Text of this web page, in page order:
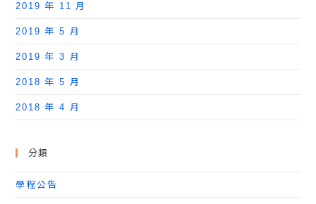
2019 年 11 月
2019 年 5 月
2019 年 3 月
2018 年 5 月
2018 年 4 月
分類
學程公告